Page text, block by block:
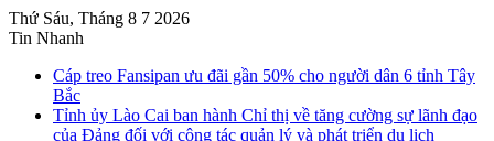
Thứ Sáu, Tháng 8 7 2026
Tin Nhanh
Cáp treo Fansipan ưu đãi gần 50% cho người dân 6 tỉnh Tây
Bắc
Tỉnh ủy Lào Cai ban hành Chỉ thị về tăng cường sự lãnh đạo
của Đảng đối với công tác quản lý và phát triển du lịch